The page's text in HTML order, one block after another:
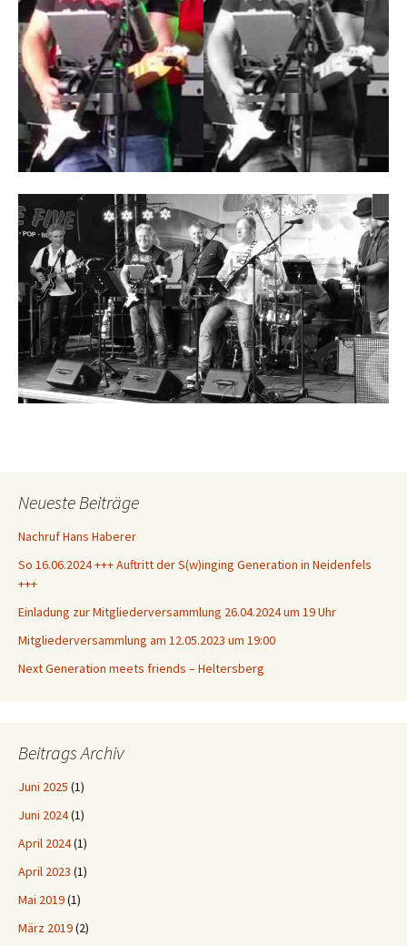
Neueste Beiträge
Nachruf Hans Haberer
So 16.06.2024 +++ Auftritt der S(w)inging Generation in Neidenfels
+++
Einladung zur Mitgliederversammlung 26.04.2024 um 19 Uhr
Mitgliederversammlung am 12.05.2023 um 19:00
Next Generation meets friends – Heltersberg
Beitrags Archiv
Juni 2025 (1)
Juni 2024(1)
April 2024(1)
April 2023 (1)
Mai 2019(1)
März 2019(2)